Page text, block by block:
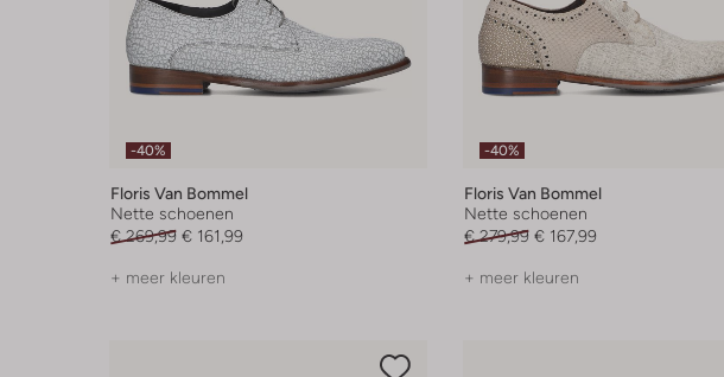
-40%
Floris Van Bommel
Nette schoenen
€ 269,99 € 161,99
+ meer kleuren
-40%
Floris Van Bommel
Nette schoenen
€ 279,99 € 167,99
+ meer kleuren